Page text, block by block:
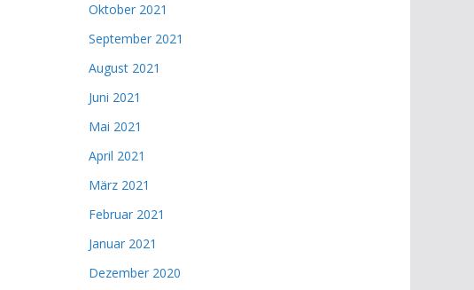
Oktober 2021
September 2021
August 2021
Juni 2021
Mai 2021
April 2021
März 2021
Februar 2021
Januar 2021
Dezember 2020